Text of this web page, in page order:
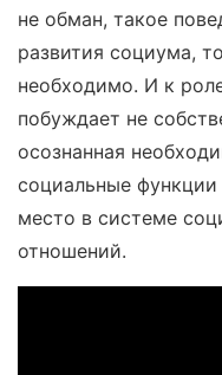
не обман, такое
развития социума,
необходимо. И к
побуждает не
осознанная
социальные
место в системе
отношений.